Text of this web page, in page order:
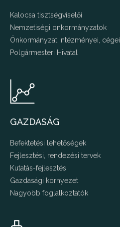
Kalocsa tisztségviselői
Nemzetiségi önkormányzatok
Önkormányzat intézményei, cégei
Polgármesteri Hivatal
GAZDASÁG
Befektetési lehetőségek
Fejlesztési, rendezési tervek
Kutatás-fejlesztés
Gazdasági környezet
Nagyobb foglalkoztatók